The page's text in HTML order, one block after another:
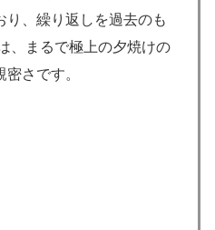
り、繰り返しを過去のも
、まるで極上の夕焼けの
さです。